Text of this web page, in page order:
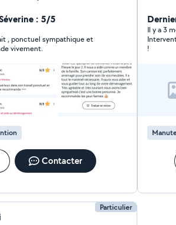
: 5/5
, ponctuel sympathique et
vivement.
Contacter
Il y a 3
!
Particulier